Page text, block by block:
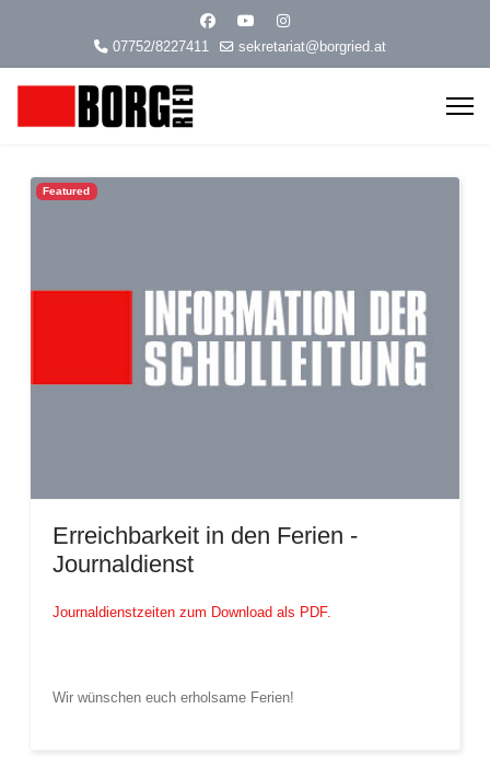
07752/8227411 sekretariat@borgried.at
Featured
Erreichbarkeit in den Ferien -
Journaldienst
Journaldienstzeiten zum Download als PDF.
Wir wünschen euch erholsame Ferien!